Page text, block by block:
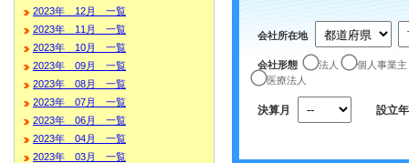
2023年 12月 一覧
2023年 11月 一覧
2023年 10月 一覧
2023年 09月 一覧
2023年 08月 一覧
2023年 07月 一覧
2023年 06月 一覧
2023年 04月 一覧
2023年 03月 一覧
会社所在地
会社形態 法人
個人事業主
医療法人
決算月 設立年